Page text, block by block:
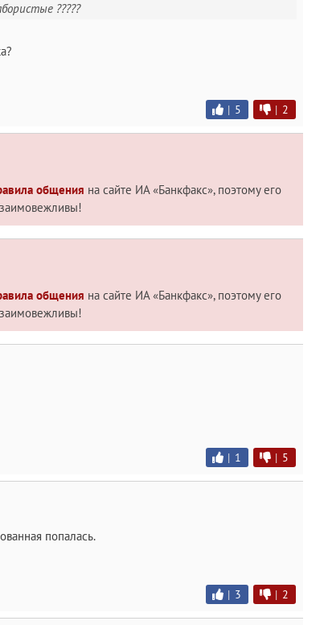
?????
| 5 | 2
общения на сайте ИА «Банкфакс», поэтому его
общения на сайте ИА «Банкфакс», поэтому его
| 1 | 5
попалась.
| 3 | 2